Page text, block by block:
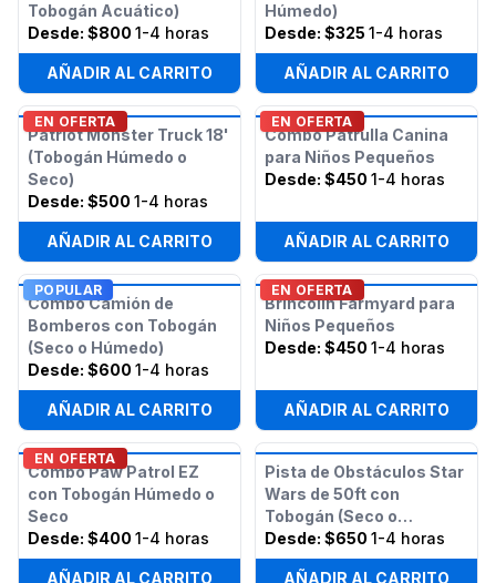
Tobogán Acuático)
Desde: $800 1-4 horas
AÑADIR AL CARRITO
Húmedo)
Desde: $325 1-4 horas
AÑADIR AL CARRITO
EN OFERTA
Patriot Monster Truck 18'
(Tobogán Húmedo o
Seco)
Desde: $500 1-4 horas
AÑADIR AL CARRITO
EN OFERTA
Combo Patrulla Canina
para Niños Pequeños
Desde: $450 1-4 horas
AÑADIR AL CARRITO
POPULAR
Combo Camión de
Bomberos con Tobogán
(Seco o Húmedo)
Desde: $600 1-4 horas
AÑADIR AL CARRITO
EN OFERTA
Brincolín Farmyard para
Niños Pequeños
Desde: $450 1-4 horas
AÑADIR AL CARRITO
EN OFERTA
Combo Paw Patrol EZ
con Tobogán Húmedo o
Seco
Desde: $400 1-4 horas
AÑADIR AL CARRITO
Pista de Obstáculos Star
Wars de 50ft con
Tobogán (Seco o
Húmedo)
Desde: $650 1-4 horas
AÑADIR AL CARRITO